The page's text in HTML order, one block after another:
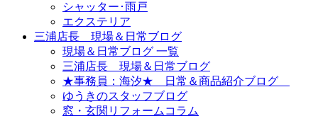
シャッター･雨戸
エクステリア
三浦店長 現場＆日常ブログ
現場＆日常ブログ 一覧
三浦店長 現場＆日常ブログ
★事務員：海汐★ 日常＆商品紹介ブログ
ゆうきのスタッフブログ
窓・玄関リフォームコラム